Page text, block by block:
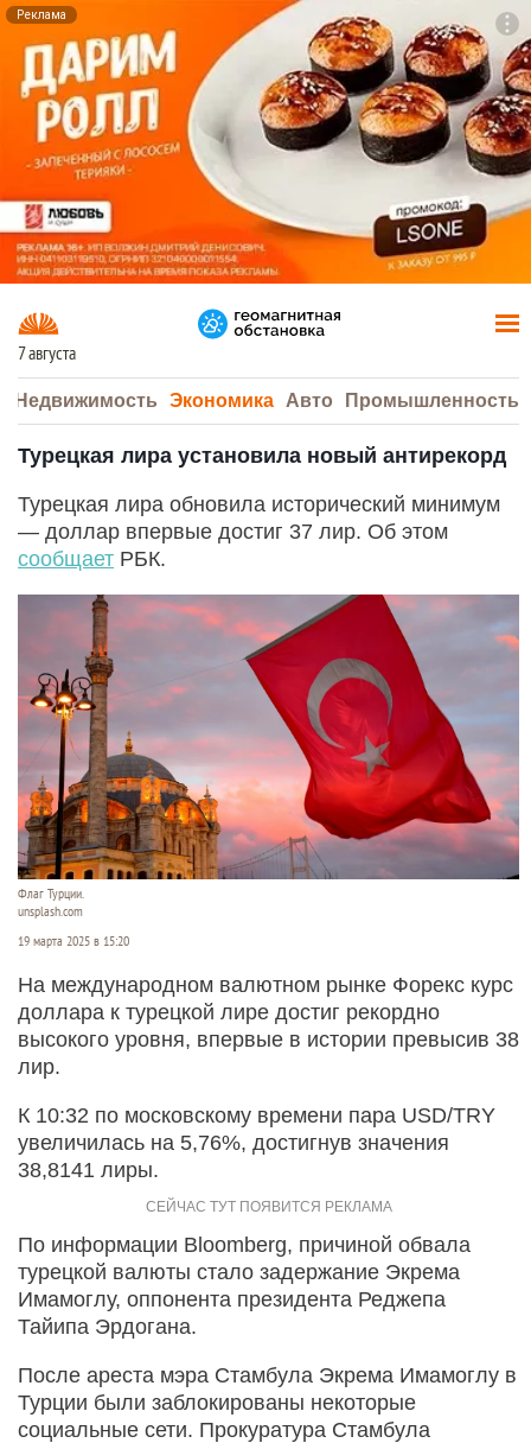
Реклама
7 августа
Недвижимость Экономика Авто Промышленность
Турецкая лира установила новый антирекорд
Турецкая лира обновила исторический минимум
— доллар впервые достиг 37 лир. Об этом
сообщает РБК.
Флаг Турции.
unsplash.com
19 марта 2025 в 15:20
На международном валютном рынке Форекс курс
доллара к турецкой лире достиг рекордно
высокого уровня, впервые в истории превысив 38
лир.
К 10:32 по московскому времени пара USD/TRY
увеличилась на 5,76%, достигнув значения
38,8141 лиры.
По информации Bloomberg, причиной обвала
турецкой валюты стало задержание Экрема
Имамоглу, оппонента президента Реджепа
Тайипа Эрдогана.
После ареста мэра Стамбула Экрема Имамоглу в
Турции были заблокированы некоторые
социальные сети. Прокуратура Стамбула